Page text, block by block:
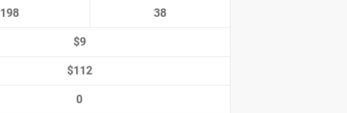
198 38
$9
$112
0